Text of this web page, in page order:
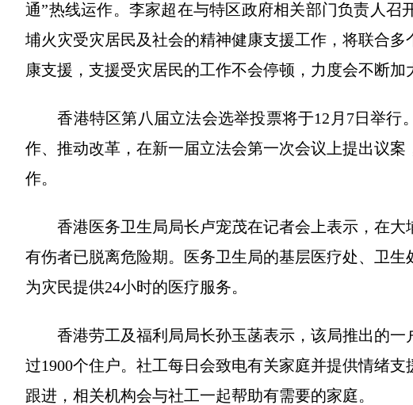
通”热线运作。李家超在与特区政府相关部门负责人召
埔火灾受灾居民及社会的精神健康支援工作，将联合
康支援，支援受灾居民的工作不会停顿，力度会不断加
香港特区第八届立法会选举投票将于12月7日举行
作、推动改革，在新一届立法会第一次会议上提出议
作。
香港医务卫生局局长卢宠茂在记者会上表示，在大
有伤者已脱离危险期。医务卫生局的基层医疗处、卫
为灾民提供24小时的医疗服务。
香港劳工及福利局局长孙玉菡表示，该局推出的一
过1900个住户。社工每日会致电有关家庭并提供情绪
跟进，相关机构会与社工一起帮助有需要的家庭。